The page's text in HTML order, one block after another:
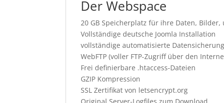
Der Webspace
20 GB Speicherplatz für ihre Daten, Bilder,
Vollständige deutsche Joomla Installation
vollständige automatisierte Datensicherung
WebFTP (voller FTP-Zugriff über den
Frei definierbare .htaccess-Dateien
GZIP Kompression
SSL Zertifikat von letsencrypt.org